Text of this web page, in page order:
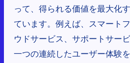
って、得られる価値を最大化
ています。例えば、スマート
ウドサービス、サポートサー
一つの連続したユーザー体験を